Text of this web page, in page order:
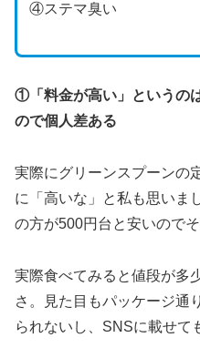
④ステマ臭い
①「料金が高い」というの
ので個人差ある
実際にグリーンスプーンの
に「高いな」と私も思いま
の方が500円台と安いので
実際食べてみると値段が多
さ。見た目もパッケージ通
られないし、SNSに載せて